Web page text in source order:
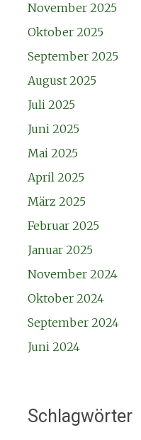
November 2025
Oktober 2025
September 2025
August 2025
Juli 2025
Juni 2025
Mai 2025
April 2025
März 2025
Februar 2025
Januar 2025
November 2024
Oktober 2024
September 2024
Juni 2024
Schlagwörter